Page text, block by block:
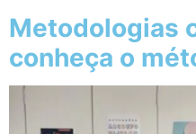
Metodologias
conheça o